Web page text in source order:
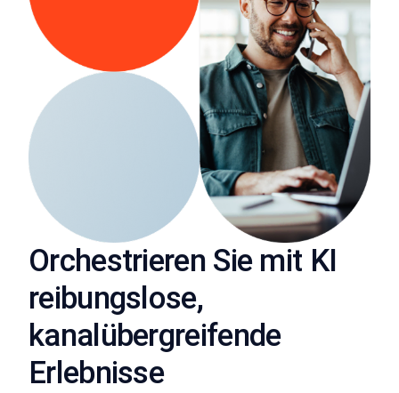
Orchestrieren Sie mit KI
reibungslose,
kanalübergreifende
Erlebnisse